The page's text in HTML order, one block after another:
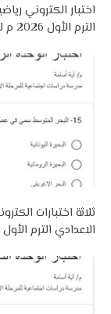
اختبار الكتروني
الترم الأول 2026 م لميس مها حسن
ثلاثة اختبارات
الاعدادي الترم